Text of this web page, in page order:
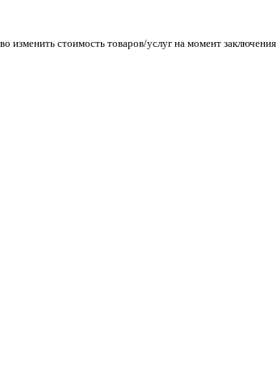
стоимость товаров/услуг на момент